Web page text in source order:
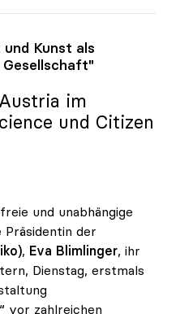
Kunst als
im
und Citizen
und unabhängige
Präsidentin der
, Eva Blimlinger, ihr
Dienstag, erstmals
vor zahlreichen